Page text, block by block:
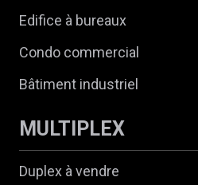
Edifice à bureaux
Condo commercial
Bâtiment industriel
MULTIPLEX
Duplex à vendre